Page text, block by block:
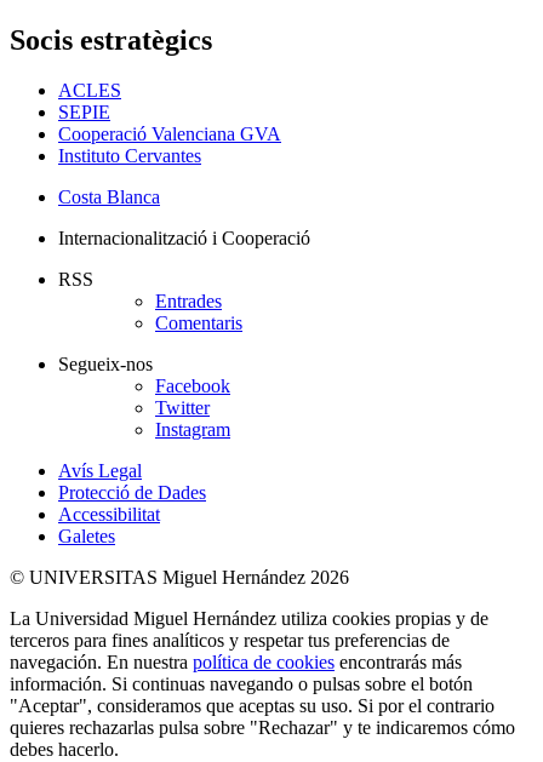
Socis estratègics
ACLES
SEPIE
Cooperació Valenciana GVA
Instituto Cervantes
Costa Blanca
Internacionalització i Cooperació
RSS
Entrades
Comentaris
Segueix-nos
Facebook
Twitter
Instagram
Avís Legal
Protecció de Dades
Accessibilitat
Galetes
© UNIVERSITAS Miguel Hernández 2026
La Universidad Miguel Hernández utiliza cookies propias y de
terceros para fines analíticos y respetar tus preferencias de
navegación. En nuestra política de cookies encontrarás más
información. Si continuas navegando o pulsas sobre el botón
"Aceptar", consideramos que aceptas su uso. Si por el contrario
quieres rechazarlas pulsa sobre "Rechazar" y te indicaremos cómo
debes hacerlo.